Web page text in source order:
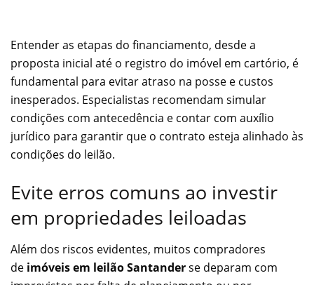
Entender as etapas do financiamento, desde a
proposta inicial até o registro do imóvel em cartório, é
fundamental para evitar atraso na posse e custos
inesperados. Especialistas recomendam simular
condições com antecedência e contar com auxílio
jurídico para garantir que o contrato esteja alinhado às
condições do leilão.
Evite erros comuns ao investir
em propriedades leiloadas
Além dos riscos evidentes, muitos compradores
de imóveis em leilão Santanderse deparam com